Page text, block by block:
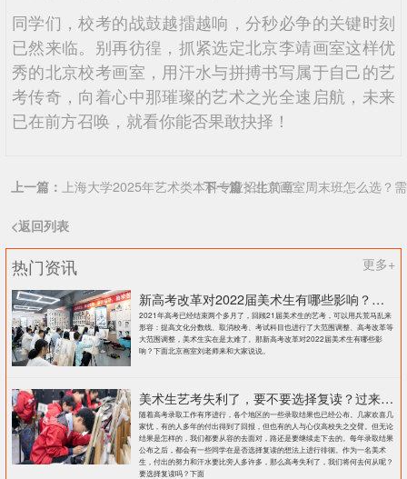
同学们，校考的战鼓越擂越响，分秒必争的关键时刻
已然来临。别再彷徨，抓紧选定北京李靖画室这样优
秀的北京校考画室，用汗水与拼搏书写属于自己的艺
考传奇，向着心中那璀璨的艺术之光全速启航，未来
已在前方召唤，就看你能否果敢抉择！
上一篇： 上海大学2025年艺术类本科专业招生简章
下一篇：北京画室周末班怎么选？
<返回列表
热门资讯
更多+
新高考改革对2022届美术生有哪些影响？北京画室刘老师来和大家说说
2021年高考已经结束两个多月了，回顾21届美术生的艺考，可以用兵荒马乱来
形容：提高文化分数线、取消校考、考试科目也进行了大范围调整、高考改革等
大范围调整，美术生实在是太难了。那新高考改革对2022届美术生有哪些影
响？下面北京画室刘老师来和大家说说。
美术生艺考失利了，要不要选择复读？过来人提出这几点建议
随着高考录取工作有序进行，各个地区的一些录取结果也已经公布。几家欢喜几
家忧，有的人多年的付出得到了回报，但也有的人与心仪高校失之交臂。但无论
结果是怎样的，我们都要从容的去面对，路还是要继续走下去的。每年录取结果
公布之后，都会有一些同学在是否选择复读的想法上进行徘徊。作为一名美术
生，付出的努力和汗水要比旁人多许多，那么高考失利了，我们将何去何从呢？
要选择复读吗？下面